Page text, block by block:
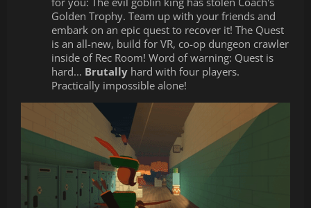
Golden Trophy. Team up with your friends and
embark on an epic quest to recover it! The Quest
is an all-new, build for VR, co-op dungeon crawler
inside of Rec Room! Word of warning: Quest is
hard... Brutally hard with four players.
Practically impossible alone!